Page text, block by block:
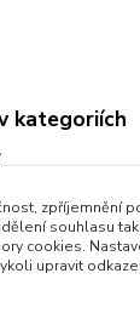
kategoriích
zpříjemnění
souhlasu
cookies.
upravit